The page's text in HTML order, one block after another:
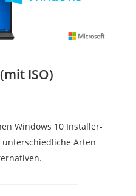
ISO)
Windows 10 Installer-
Arten